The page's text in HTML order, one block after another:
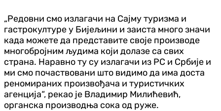
„Редовни смо излагачи на Сајму туризма и
гастрокултуре у Бијељини и заиста много значи
када можете да представите своје производе
многобројним људима који долазе са свих
страна. Наравно ту су излагачи из РС и Србије и
ми смо почаствовани што видимо да има доста
реномираних произвођача и туристичких
агенција“, рекао је Владимир Милићевић,
органска производња сока од руже.